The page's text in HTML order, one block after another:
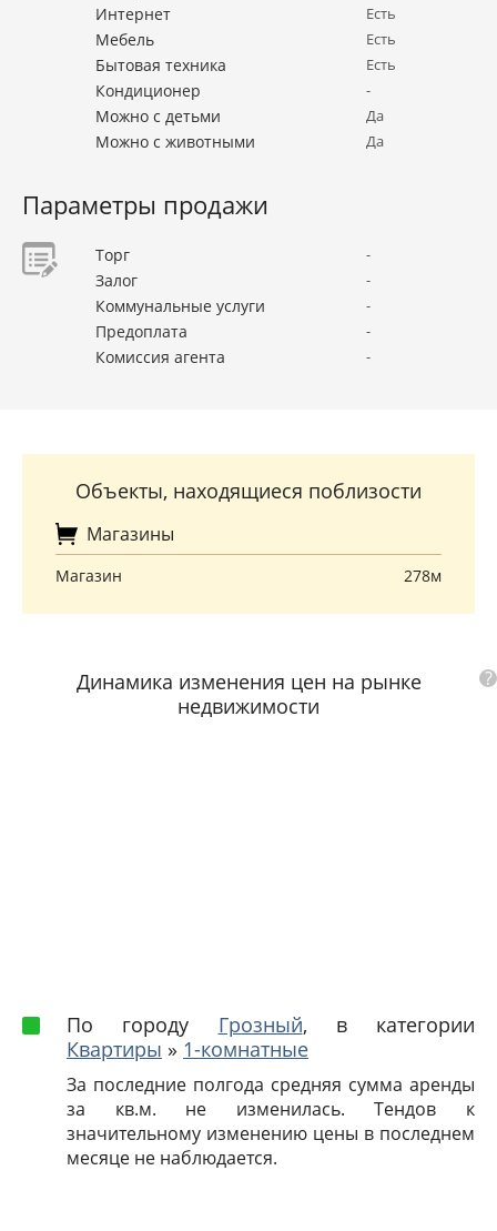
Интернет Есть
Мебель Есть
Бытовая техника Есть
Кондиционер -
Можно с детьми Да
Можно с животными Да
Параметры продажи
Торг -
Залог -
Коммунальные услуги -
Предоплата -
Комиссия агента -
Объекты, находящиеся поблизости
Магазины
Магазин 278м
Динамика изменения цен на рынке
недвижимости
?
По городу Грозный, в категории
Квартиры » 1-комнатные
За последние полгода средняя сумма аренды
за кв.м. не изменилась. Тендов к
значительному изменению цены в последнем
месяце не наблюдается.